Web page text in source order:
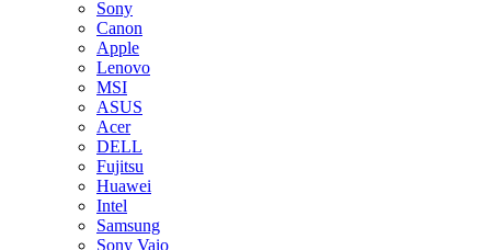
Sony
Canon
Apple
Lenovo
MSI
ASUS
Acer
DELL
Fujitsu
Huawei
Intel
Samsung
Sony Vaio